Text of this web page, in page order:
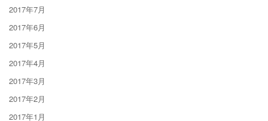
2017年7月
2017年6月
2017年5月
2017年4月
2017年3月
2017年2月
2017年1月